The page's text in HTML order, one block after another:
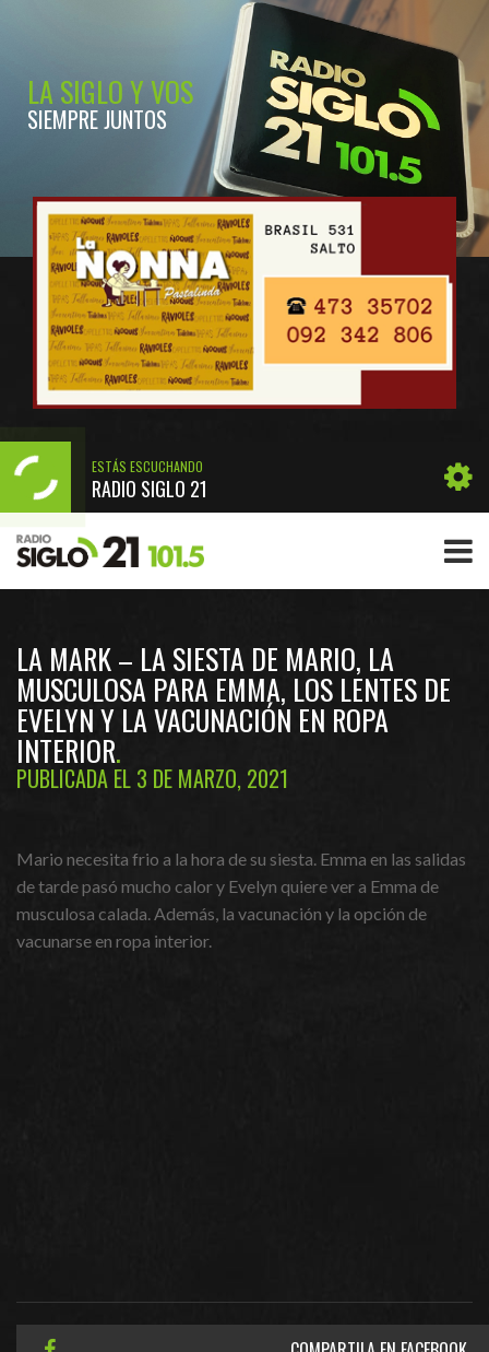
LA SIGLO Y VOS
SIEMPRE JUNTOS
ESTÁS ESCUCHANDO
RADIO SIGLO 21
LA MARK – LA SIESTA DE MARIO, LA
MUSCULOSA PARA EMMA, LOS LENTES DE
EVELYN Y LA VACUNACIÓN EN ROPA
INTERIOR
PUBLICADA EL 3 DE MARZO, 2021
Mario necesita frio a la hora de su siesta. Emma en las salidas
de tarde pasó mucho calor y Evelyn quiere ver a Emma de
musculosa calada. Además, la vacunación y la opción de
vacunarse en ropa interior.